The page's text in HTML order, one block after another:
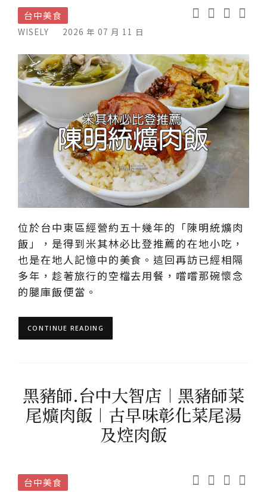
台中美食
WISELY 2026 年 07 月 11 日
位於台中東區經營約五十幾年的「陳明統爌肉
飯」，是得到米其林必比登推薦的在地小吃，
也是在地人記憶中的美食。這回再訪已經相隔
多年，趁著旅行的空檔去用餐，嚐嚐那碗懷念
的腿庫飯便當。
CONTINUE READING
黑豬師.台中大智店︱黑豬師菜
尾爌肉飯︱古早味彰化菜尾湯
及焢肉飯
台中美食